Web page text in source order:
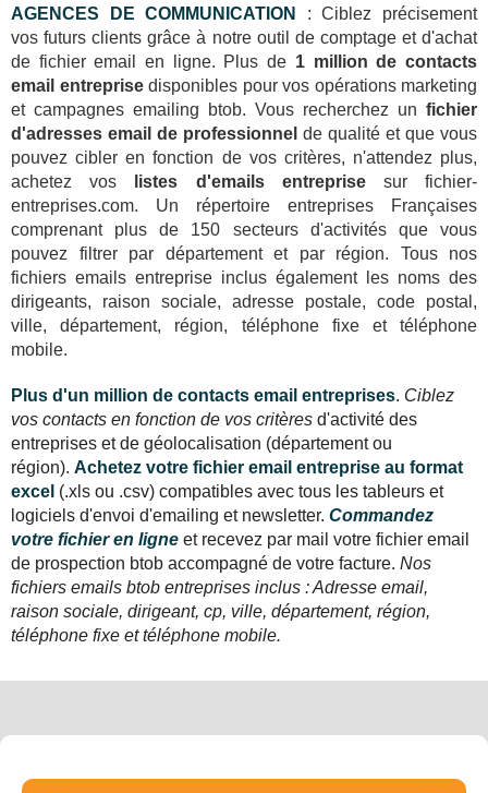
AGENCES DE COMMUNICATION
: Ciblez précisement
vos futurs clients grâce à notre outil de comptage et d'achat
de fichier email en ligne. Plus de 1 million de contacts
email entreprisedisponibles pour vos opérations marketing
et campagnes emailing btob. Vous recherchez un fichier
d'adresses email de professionnel de qualité et que vous
pouvez cibler en fonction de vos critères, n'attendez plus,
achetez vos
listes d'emails entreprisesur fichier-
entreprises.com. Un répertoire entreprises Françaises
comprenant plus de 150 secteurs d'activités que vous
pouvez filtrer par département et par région. Tous nos
fichiers emails entreprise inclus également les noms des
dirigeants, raison sociale, adresse postale, code postal,
ville, département, région, téléphone fixe et téléphone
mobile.
Plus d'un million de contacts email entreprises. Ciblez
vos contacts en fonction de vos critères d'activité des
entreprises et de géolocalisation (département ou
région). Achetez votre fichier email entreprise au format
excel (.xls ou .csv) compatibles avec tous les tableurs et
logiciels d'envoi d'emailing et newsletter. Commandez
votre fichier en ligne et recevez par mail votre fichier email
de prospection btob accompagné de votre facture. Nos
fichiers emails btob entreprises inclus : Adresse email,
raison sociale, dirigeant, cp, ville, département, région,
téléphone fixe et téléphone mobile.